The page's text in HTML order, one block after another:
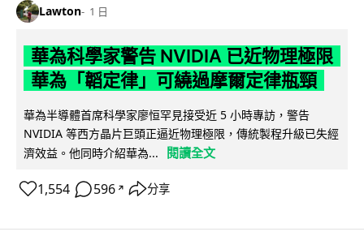
Lawton 1 日
華為科學家警告 NVIDIA 已近物理極限
華為「韜定律」可繞過摩爾定律瓶頸
華為半導體首席科學家廖恒罕見接受近 5 小時專訪，警告
NVIDIA 等西方晶片巨頭正逼近物理極限，傳統製程升級已失經
濟效益。他同時介紹華為...
閱讀全文
1,554 596 ↗ 分享